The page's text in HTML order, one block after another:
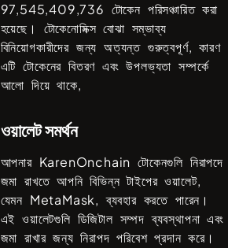
97,545,409,736 টোকেন পরিসঞ্চারিত করা
হয়েছে। টোকেনোমিক্স বোঝা সম্ভাব্য
বিনিয়োগকারীদের জন্য অত্যন্ত গুরুত্বপূর্ণ, কারণ
এটি টোকেনের বিতরণ এবং উপলভ্যতা সম্পর্কে
আলো দিয়ে থাকে,
ওয়ালেট সমর্থন
আপনার KarenOnchain টোকেনগুলি নিরাপদে
জমা রাখতে আপনি বিভিন্ন টাইপের ওয়ালেট,
যেমন MetaMask, ব্যবহার করতে পারেন।
এই ওয়ালেটগুলি ডিজিটাল সম্পদ ব্যবস্থাপনা এবং
জমা রাখার জন্য নিরাপদ পরিবেশ প্রদান করে।